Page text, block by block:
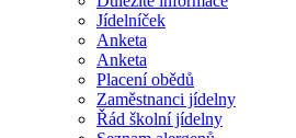
Jídelníček
Anketa
Anketa
Placení obědů
Zaměstnanci jídelny
Řád školní jídelny